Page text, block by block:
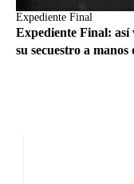
Expediente Final
Expediente Final:
su secuestro a